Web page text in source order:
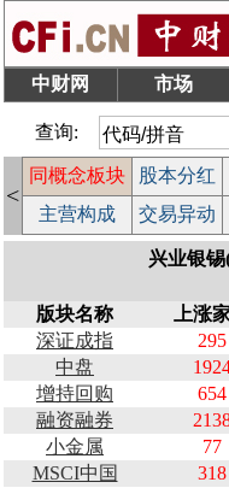
中财网 市场
查询:
<
同概念板块 股本分红
主营构成 交易异动
兴业银锡
版块名称 上涨
深证成指
295
中盘
增持回购
654
融资融券
小金属
77
MSCI中国
318